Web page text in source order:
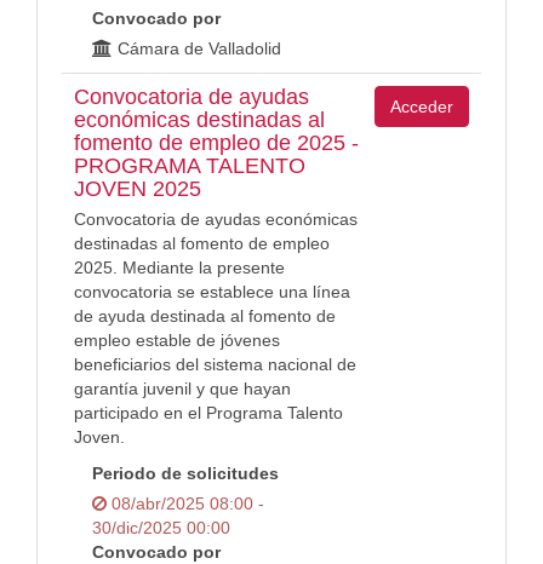
Convocado por
Cámara de Valladolid
Convocatoria de ayudas
económicas destinadas al
fomento de empleo de 2025 -
PROGRAMA TALENTO
JOVEN 2025
Convocatoria de ayudas económicas
destinadas al fomento de empleo
2025. Mediante la presente
convocatoria se establece una línea
de ayuda destinada al fomento de
empleo estable de jóvenes
beneficiarios del sistema nacional de
garantía juvenil y que hayan
participado en el Programa Talento
Joven.
Periodo de solicitudes
08/abr/2025 08:00 -
30/dic/2025 00:00
Convocado por
Acceder